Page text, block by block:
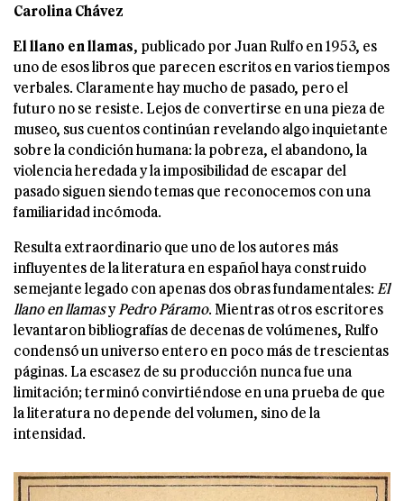
Carolina Chávez
El llano en llamas , publicado por Juan Rulfo en 1953, es
uno de esos libros que parecen escritos en varios tiempos
verbales. Claramente hay mucho de pasado, pero el
futuro no se resiste. Lejos de convertirse en una pieza de
museo, sus cuentos continúan revelando algo inquietante
sobre la condición humana: la pobreza, el abandono, la
violencia heredada y la imposibilidad de escapar del
pasado siguen siendo temas que reconocemos con una
familiaridad incómoda.
Resulta extraordinario que uno de los autores más
influyentes de la literatura en español haya construido
semejante legado con apenas dos obras fundamentales: El
llano en llamasy Pedro Páramo. Mientras otros escritores
levantaron bibliografías de decenas de volúmenes, Rulfo
condensó un universo entero en poco más de trescientas
páginas. La escasez de su producción nunca fue una
limitación; terminó convirtiéndose en una prueba de que
la literatura no depende del volumen, sino de la
intensidad.